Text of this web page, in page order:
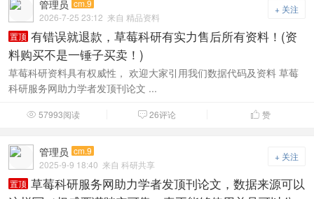
+ 关注
管理员 cm.9
2026-7-25 23:12 来自 精品资料
置顶 有错误就退款，草莓科研有实力售后所有资料！(资
料购买不是一锤子买卖！)
草莓科研资料具有权威性， 欢迎大家引用我们数据代码及资料 草莓
科研服务网助力学者发顶刊论文 ...
 57993阅读  26评论  赞
+ 关注
管理员 cm.9
2025-9-9 18:40 来自 科研共享
置顶 草莓科研服务网助力学者发顶刊论文，数据来源可以